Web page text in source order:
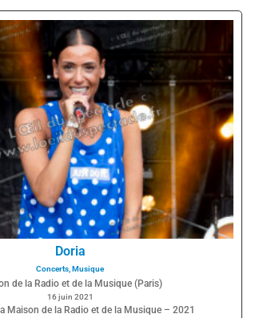
Doria
Concerts, Musique
de la Radio et de la Musique (Paris)
16 juin 2021
Maison de la Radio et de la Musique – 2021